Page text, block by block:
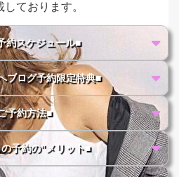
しております。
約スケジュール■
ブログ予約限定特典■
予約方法■
予約の"メリット■